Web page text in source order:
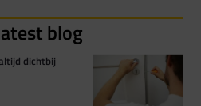
blog
dichtbij